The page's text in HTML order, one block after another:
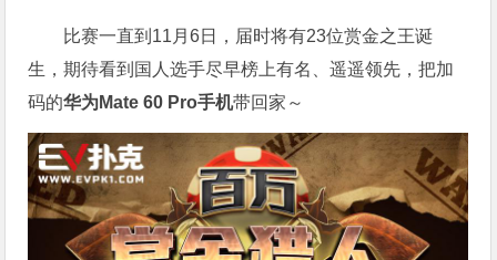
比赛一直到11月6日，届时将有23位赏金之王诞
生，期待看到国人选手尽早榜上有名、遥遥领先，把加
码的华为Mate 60 Pro手机带回家～